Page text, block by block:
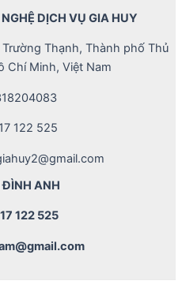
DỊCH VỤ GIA HUY
Thạnh, Thành phố Thủ
Chí Minh, Việt Nam
122 525
ĐÌNH ANH
122 525